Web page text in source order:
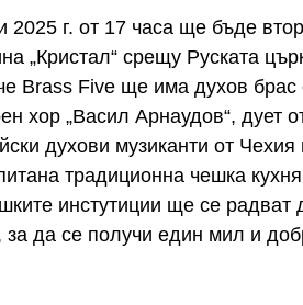
2025 г. от 17 часа ще бъде
„Кристал“ срещу Руската
Brass Five ще има духов
хор „Васил Арнаудов“, дует
духови музиканти от
традиционна чешка
инстутиции ще се радват
за да се получи един мил и